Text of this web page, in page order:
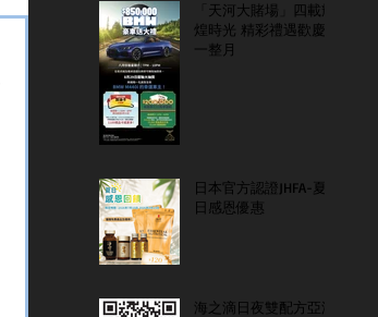
「天河大賭場」四載輝
煌時光 精彩禮遇歡慶
一整月
日本官方認證JHFA-夏
日感恩優惠
海之滴日夜雙配方亞洲